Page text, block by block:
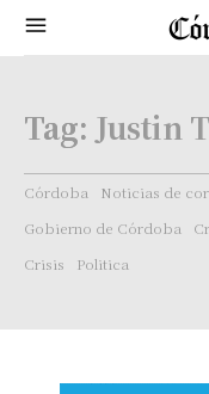
Tag: Justin
Córdoba Noticias de
Gobierno de Córdoba
Crisis
Politica